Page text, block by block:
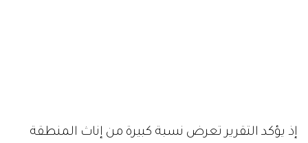
إذ يؤكد التقرير تعرض نسبة كبيرة من إناث المنطقة